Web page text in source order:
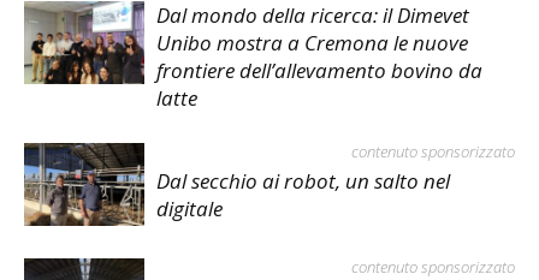
Dal mondo della ricerca: il Dimevet
Unibo mostra a Cremona le nuove
frontiere dell’allevamento bovino da
latte
contenuto sponsorizzato
Dal secchio ai robot, un salto nel
digitale
contenuto sponsorizzato